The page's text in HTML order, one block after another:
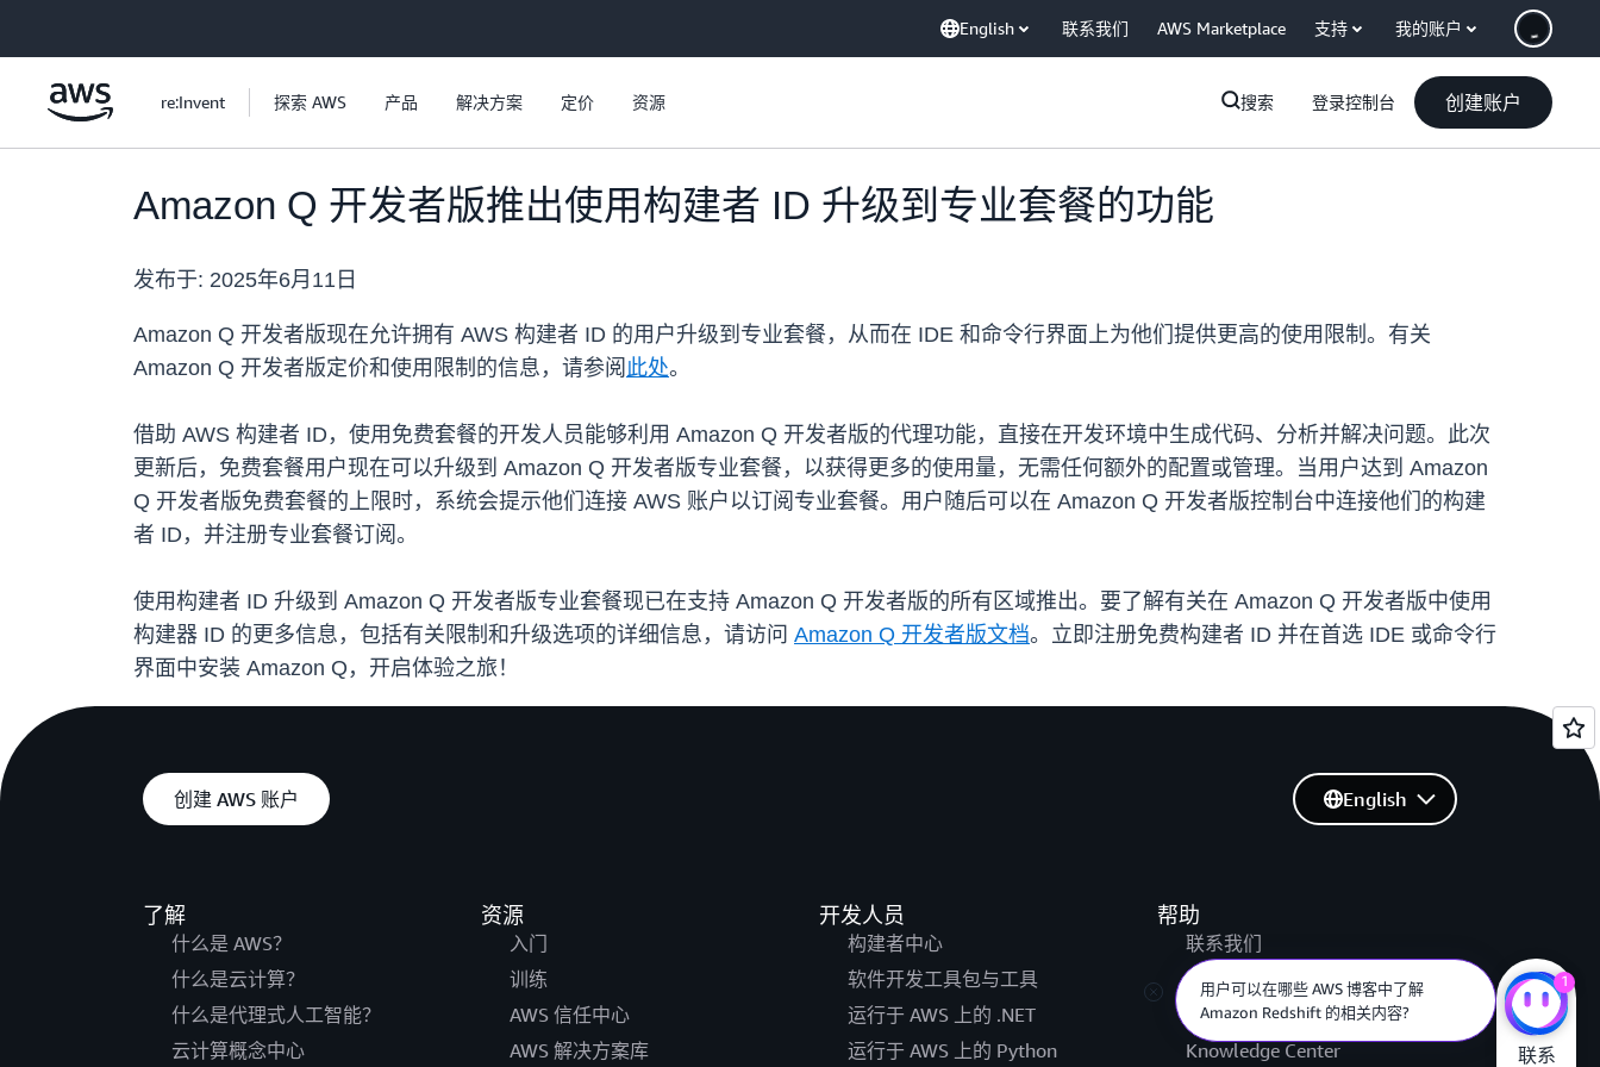
English 联系我们 AWS Marketplace 支持 我的账户
re:Invent 探索 AWS 产品 解决方案 定价 资源 搜索 登录控制台 创建账户
Amazon Q 开发者版推出使用构建者 ID 升级到专业套餐的功能
发布于: 2025年6月11日
Amazon Q 开发者版现在允许拥有 AWS 构建者 ID 的用户升级到专业套餐，从而在 IDE 和命令行界面上为他们提供更高的使用限制。有关
Amazon Q 开发者版定价和使用限制的信息，请参阅 此处。
借助 AWS 构建者 ID，使用免费套餐的开发人员能够利用 Amazon Q 开发者版的代理功能，直接在开发环境中生成代码、分析并解决问题。此次
更新后，免费套餐用户现在可以升级到 Amazon Q 开发者版专业套餐，以获得更多的使用量，无需任何额外的配置或管理。当用户达到 Amazon
Q 开发者版免费套餐的上限时，系统会提示他们连接 AWS 账户以订阅专业套餐。用户随后可以在 Amazon Q 开发者版控制台中连接他们的构建
者 ID，并注册专业套餐订阅。
使用构建者 ID 升级到 Amazon Q 开发者版专业套餐现已在支持 Amazon Q 开发者版的所有区域推出。要了解有关在 Amazon Q 开发者版中使用
构建器 ID 的更多信息，包括有关限制和升级选项的详细信息，请访问 Amazon Q 开发者版文档。立即注册免费构建者 ID 并在首选 IDE 或命令行
界面中安装 Amazon Q，开启体验之旅！
创建 AWS 账户
了解
什么是 AWS？
什么是云计算？
什么是代理式人工智能？
云计算概念中心
资源
入门
训练
AWS 信任中心
AWS 解决方案库
开发人员
构建者中心
软件开发工具包与工具
运行于 AWS 上的 .NET
运行于 AWS 上的 Python
帮助
联系我们
提交支持工单
AWS re:Post
Knowledge Center
English
用户可以在哪些 AWS 博客中了解
Amazon Redshift 的相关内容?
1
联系